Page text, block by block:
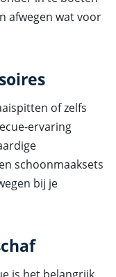
afwegen wat voor
of zelfs
ervaring
schoonmaaksets
bij je